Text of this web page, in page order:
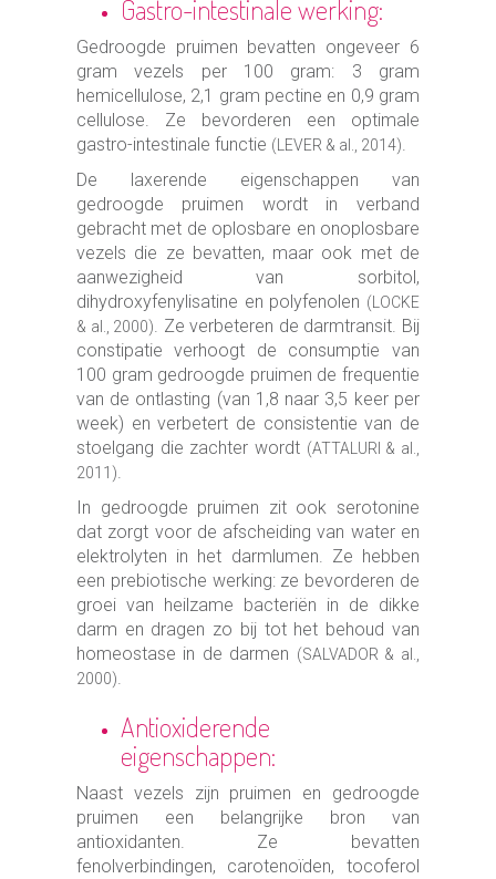
Gastro-intestinale werking:
Gedroogde pruimen bevatten ongeveer 6
gram vezels per 100 gram: 3 gram
hemicellulose, 2,1 gram pectine en 0,9 gram
cellulose. Ze bevorderen een optimale
gastro-intestinale functie (LEVER & al., 2014).
De laxerende eigenschappen van
gedroogde pruimen wordt in verband
gebracht met de oplosbare en onoplosbare
vezels die ze bevatten, maar ook met de
aanwezigheid van sorbitol,
dihydroxyfenylisatine en polyfenolen (LOCKE
& al., 2000). Ze verbeteren de darmtransit. Bij
constipatie verhoogt de consumptie van
100 gram gedroogde pruimen de frequentie
van de ontlasting (van 1,8 naar 3,5 keer per
week) en verbetert de consistentie van de
stoelgang die zachter wordt (ATTALURI & al.,
2011).
In gedroogde pruimen zit ook serotonine
dat zorgt voor de afscheiding van water en
elektrolyten in het darmlumen. Ze hebben
een prebiotische werking: ze bevorderen de
groei van heilzame bacteriën in de dikke
darm en dragen zo bij tot het behoud van
homeostase in de darmen (SALVADOR & al.,
2000).
Antioxiderende
eigenschappen:
Naast vezels zijn pruimen en gedroogde
pruimen een belangrijke bron van
antioxidanten. Ze bevatten
fenolverbindingen, carotenoïden, tocoferol